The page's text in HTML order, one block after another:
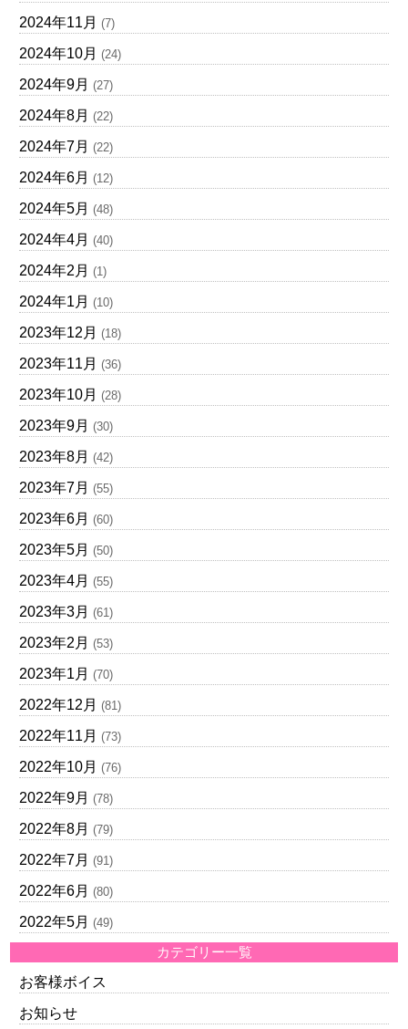
2024年11月 (7)
2024年10月 (24)
2024年9月 (27)
2024年8月 (22)
2024年7月 (22)
2024年6月 (12)
2024年5月 (48)
2024年4月 (40)
2024年2月 (1)
2024年1月 (10)
2023年12月 (18)
2023年11月 (36)
2023年10月 (28)
2023年9月 (30)
2023年8月 (42)
2023年7月 (55)
2023年6月 (60)
2023年5月 (50)
2023年4月 (55)
2023年3月 (61)
2023年2月 (53)
2023年1月 (70)
2022年12月 (81)
2022年11月 (73)
2022年10月 (76)
2022年9月 (78)
2022年8月 (79)
2022年7月 (91)
2022年6月 (80)
2022年5月 (49)
カテゴリー一覧
お客様ボイス
お知らせ